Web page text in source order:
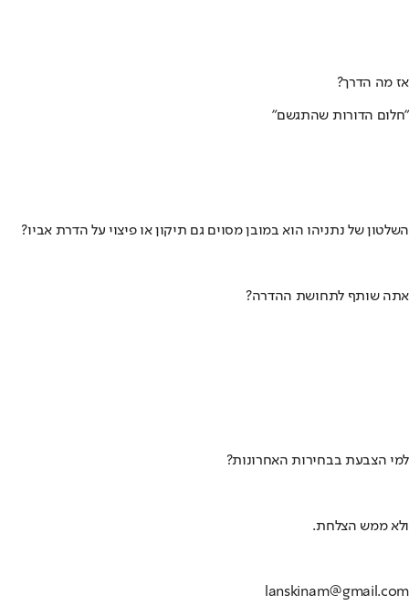
אז מה הדרך?
"חלום הדורות שהתגשם"
השלטון של נתניהו הוא במובן מסוים גם תיקון או פיצוי על הדרת אביו?
אתה שותף לתחושת ההדרה?
למי הצבעת בבחירות האחרונות?
ולא ממש הצלחת.
lanskinam@gmail.com